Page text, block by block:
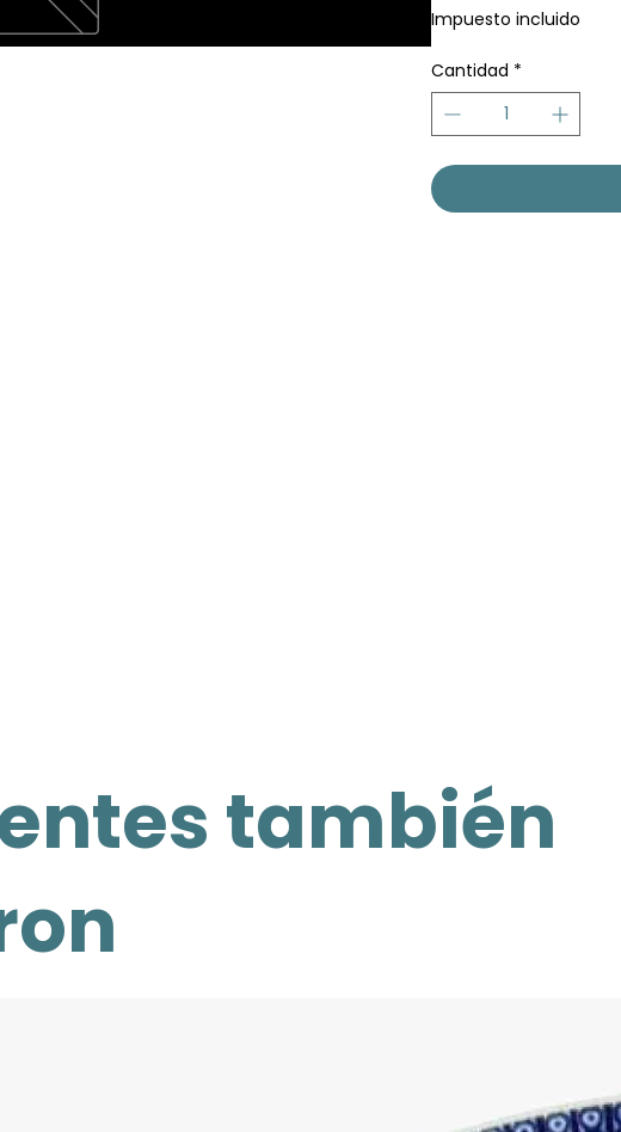
Impuesto incluido
Cantidad *
también